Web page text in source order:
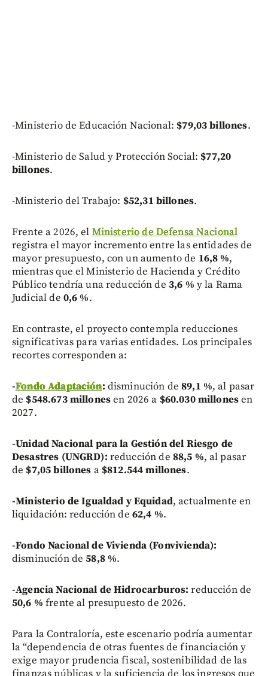
-Ministerio de Educación Nacional: $79,03 billones.
-Ministerio de Salud y Protección Social: $77,20
billones.
-Ministerio del Trabajo: $52,31 billones.
Frente a 2026, el Ministerio de Defensa Nacional
registra el mayor incremento entre las entidades de
mayor presupuesto, con un aumento de 16,8 %,
mientras que el Ministerio de Hacienda y Crédito
Público tendría una reducción de 3,6 % y la Rama
Judicial de 0,6 %.
En contraste, el proyecto contempla reducciones
significativas para varias entidades. Los principales
recortes corresponden a:
-Fondo Adaptación: disminución de89,1 %, al pasar
de $548.673 millonesen 2026 a $60.030 millonesen
2027.
-Unidad Nacional para la Gestión del Riesgo de
Desastres (UNGRD): reducción de 88,5 %, al pasar
de $7,05 billones a $812.544 millones.
-Ministerio de Igualdad y Equidad, actualmente en
liquidación: reducción de 62,4 %.
-Fondo Nacional de Vivienda (Fonvivienda):
disminución de58,8 %.
-Agencia Nacional de Hidrocarburos: reducción de
50,6 % frente al presupuesto de 2026.
Para la Contraloría, este escenario podría aumentar
la “dependencia de otras fuentes de financiación y
exige mayor prudencia fiscal, sostenibilidad de las
finanzas públicas y la suficiencia de los ingresos que